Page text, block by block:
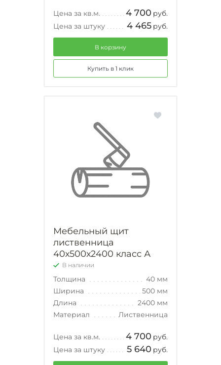
Цена за кв.м. 4 700 руб.
Цена за штуку
4 465 руб.
В корзину
Купить в 1 клик
Мебельный щит
лиственница
40х500х2400 класс А
В наличии
Толщина
40 мм
Ширина
500 мм
Длина
2400 мм
Материал
Лиственница
Цена за кв.м. 4 700 руб.
Цена за штуку
5 640 руб.